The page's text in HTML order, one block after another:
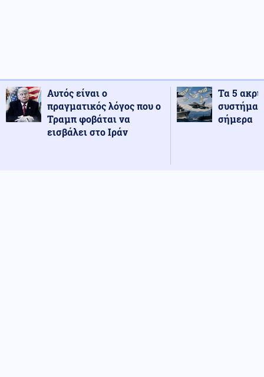
Αυτός είναι ο
πραγματικός λόγος που ο
Τραμπ φοβάται να
εισβάλει στο Ιράν
Τα 5
σήμερα